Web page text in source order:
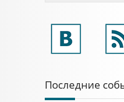
Последние